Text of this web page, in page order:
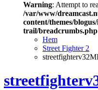
Warning: Attempt to
/var/www/
content/themes/
trail/breadcrumbs.php
Hem
Street Fighter 2